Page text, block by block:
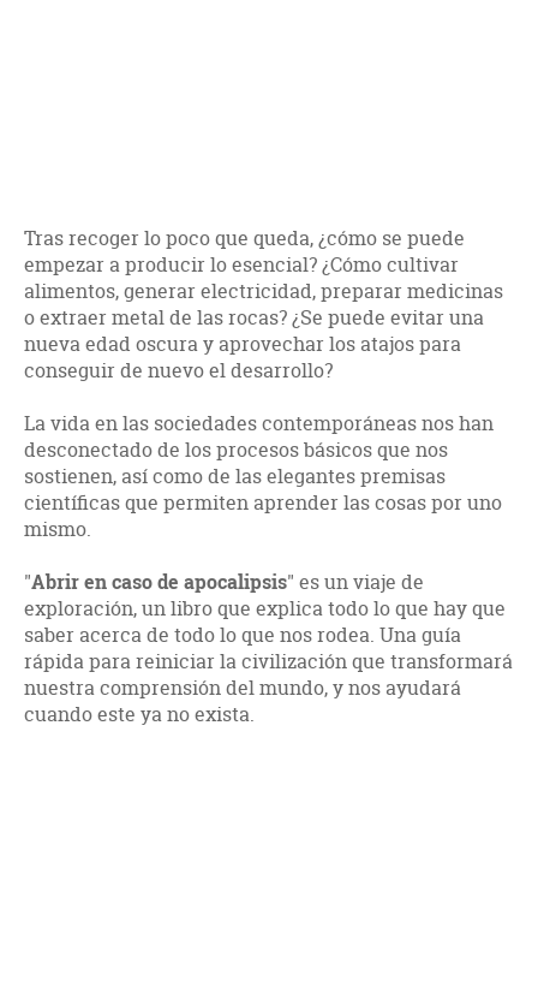
Tras recoger lo poco que queda, ¿cómo se puede
empezar a producir lo esencial? ¿Cómo cultivar
alimentos, generar electricidad, preparar medicinas
o extraer metal de las rocas? ¿Se puede evitar una
nueva edad oscura y aprovechar los atajos para
conseguir de nuevo el desarrollo?
La vida en las sociedades contemporáneas nos han
desconectado de los procesos básicos que nos
sostienen, así como de las elegantes premisas
científicas que permiten aprender las cosas por uno
mismo.
"Abrir en caso de apocalipsis" es un viaje de
exploración, un libro que explica todo lo que hay que
saber acerca de todo lo que nos rodea. Una guía
rápida para reiniciar la civilización que transformará
nuestra comprensión del mundo, y nos ayudará
cuando este ya no exista.